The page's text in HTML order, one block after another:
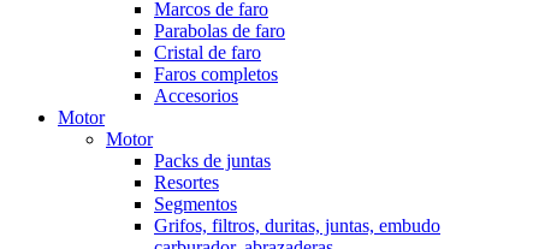
Marcos de faro
Parabolas de faro
Cristal de faro
Faros completos
Accesorios
Motor
Motor
Packs de juntas
Resortes
Segmentos
Grifos, filtros, duritas, juntas, embudo